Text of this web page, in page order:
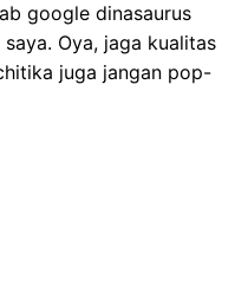
google dinasaurus
Oya, jaga kualitas
juga jangan pop-